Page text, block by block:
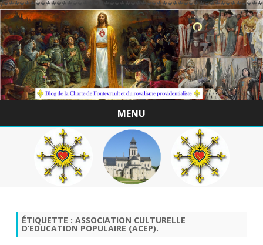
/
MENU
Skip
to
content
ÉTIQUETTE : ASSOCIATION CULTURELLE
D’EDUCATION POPULAIRE (ACEP).